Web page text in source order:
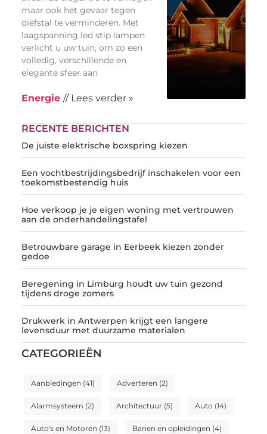
RECENTE BERICHTEN
De juiste elektrische boxspring kiezen
Een vochtbestrijdingsbedrijf inschakelen voor een
toekomstbestendig huis
Hoe verkoop je je eigen woning met vertrouwen
aan de onderhandelingstafel
Betrouwbare garage in Eerbeek kiezen zonder
gedoe
Beregening in Limburg houdt uw tuin gezond
tijdens droge zomers
Drukwerk in Antwerpen krijgt een langere
levensduur met duurzame materialen
CATEGORIEËN
Aanbiedingen (41) Adverteren (2)
Alarmsysteem (2) Architectuur(5) Auto (14)
Auto's en Motoren (13) Banen en opleidingen (4)
maar ook het gevaar tegen
diefstal te verminderen. Met
laagspanning led stip lampen
verlicht u uw tuin, om zo een
volledig, verschillende en
elegante sfeer aan
Energie // Lees verder »